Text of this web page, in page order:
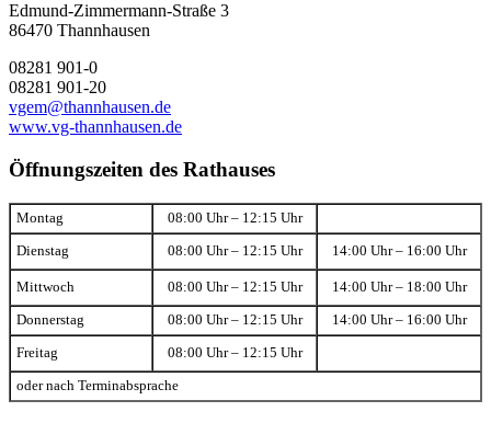
Edmund-Zimmermann-Straße 3
86470 Thannhausen
08281 901-0
08281 901-20
vgem@thannhausen.de
www.vg-thannhausen.de
Öffnungszeiten des Rathauses
Montag 08:00 Uhr – 12:15 Uhr
Dienstag 08:00 Uhr – 12:15 Uhr 14:00 Uhr – 16:00 Uhr
Mittwoch 08:00 Uhr – 12:15 Uhr 14:00 Uhr – 18:00 Uhr
Donnerstag 08:00 Uhr – 12:15 Uhr 14:00 Uhr – 16:00 Uhr
Freitag 08:00 Uhr – 12:15 Uhr
oder nach Terminabsprache